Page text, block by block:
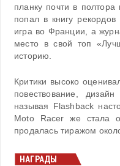
планку почти в
попал в книгу
игра во Франции, а
место в свой топ
историю.
Критики высоко
повествование,
называя Flashback
Moto Racer же стала
продалась тиражом
НАГРАДЫ